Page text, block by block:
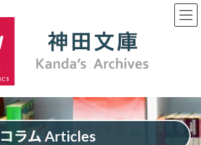
コラム Articles